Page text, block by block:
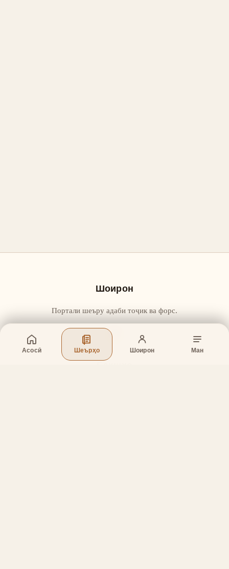
Асосӣ Шеърҳо Шоирон Ман
Шоирон
Портали шеъру адаби тоҷик ва форс.